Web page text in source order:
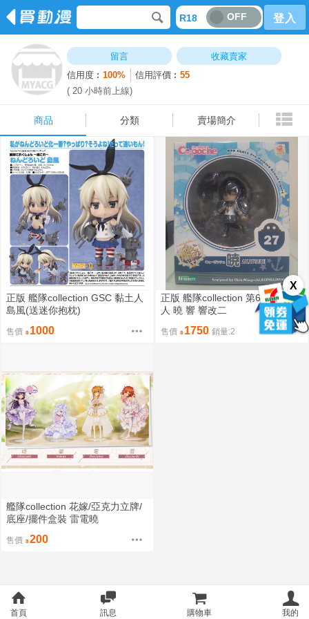
R18 OFF 登入
留言
收藏賣家
信用度︰100% 信用評價︰55
( 20 小時前上線)
商品 分類 賣場簡介
X
正版 艦隊collection GSC 黏土人
島風(送迷你抱枕)
售價 1000
正版 艦隊collection 第6驅逐 黏土
人 曉 響 響改二
售價 1750 銷量:2
艦隊collection 花嫁/亞克力立牌/
底座/擺件盒裝 雷電曉
售價 200
商品 分類 賣場簡介
首頁 訊息 購物車 我的